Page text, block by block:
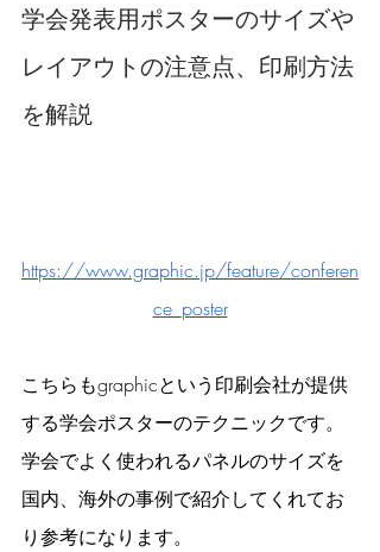
学会発表用ポスターのサイズや
レイアウトの注意点、印刷方法
を解説
https://www.graphic.jp/feature/conferen
ce_poster
こちらもgraphicという印刷会社が提供
する学会ポスターのテクニックです。
学会でよく使われるパネルのサイズを
国内、海外の事例で紹介してくれてお
り参考になります。